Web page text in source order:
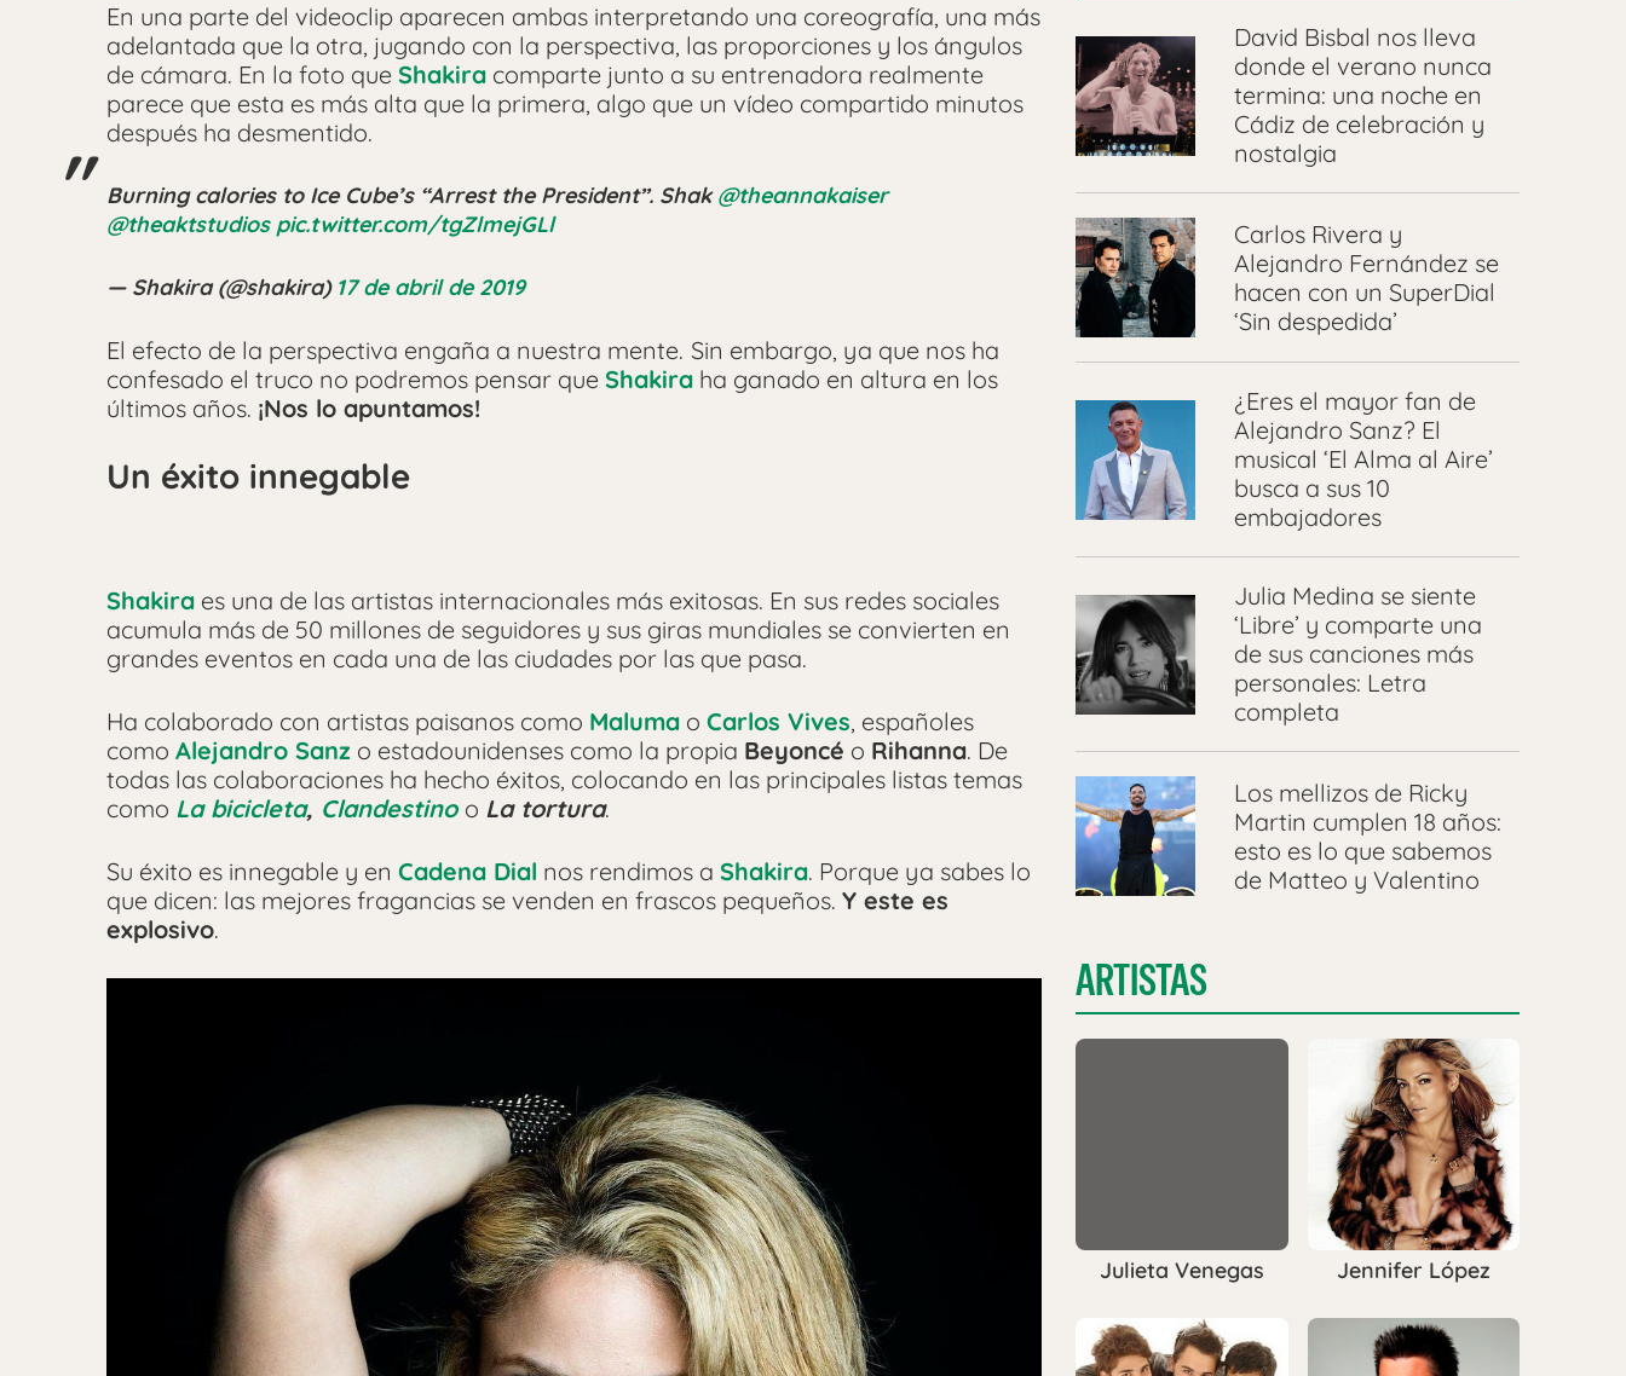
En una parte del videoclip aparecen ambas interpretando una coreografía, una más
adelantada que la otra, jugando con la perspectiva, las proporciones y los ángulos
de cámara. En la foto que Shakira comparte junto a su entrenadora realmente
parece que esta es más alta que la primera, algo que un vídeo compartido minutos
después ha desmentido.
Burning calories to Ice Cube’s “Arrest the President”. Shak@theannakaiser
@theaktstudios pic.twitter.com/tgZlmejGLl
— Shakira (@shakira) 17 de abril de 2019
El efecto de la perspectiva engaña a nuestra mente. Sin embargo, ya que nos ha
confesado el truco no podremos pensar que Shakira ha ganado en altura en los
últimos años. ¡Nos lo apuntamos!
Un éxito innegable
Shakira es una de las artistas internacionales más exitosas. En sus redes sociales
acumula más de 50 millones de seguidores y sus giras mundiales se convierten en
grandes eventos en cada una de las ciudades por las que pasa.
Ha colaborado con artistas paisanos como Maluma o Carlos Vives, españoles
como Alejandro Sanz o estadounidenses como la propia Beyoncé o Rihanna. De
todas las colaboraciones ha hecho éxitos, colocando en las principales listas temas
como La bicicleta, Clandestino o La tortura.
Su éxito es innegable y en Cadena Dial nos rendimos a Shakira. Porque ya sabes lo
que dicen: las mejores fragancias se venden en frascos pequeños. Y este es
explosivo.
David Bisbal nos lleva
donde el verano nunca
termina: una noche en
Cádiz de celebración y
nostalgia
Carlos Rivera y
Alejandro Fernández se
hacen con un SuperDial
‘Sin despedida’
¿Eres el mayor fan de
Alejandro Sanz? El
musical ‘El Alma al Aire’
busca a sus 10
embajadores
Julia Medina se siente
‘Libre’ y comparte una
de sus canciones más
personales: Letra
completa
Los mellizos de Ricky
Martin cumplen 18 años:
esto es lo que sabemos
de Matteo y Valentino
ARTISTAS
Julieta Venegas Jennifer López